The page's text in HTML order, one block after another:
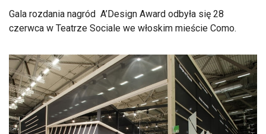
Gala rozdania nagród A’Design Award odbyła się 28
czerwca w Teatrze Sociale we włoskim mieście Como.